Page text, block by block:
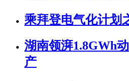
乘拜登电气化计划
湖南领湃1.8GWh
产